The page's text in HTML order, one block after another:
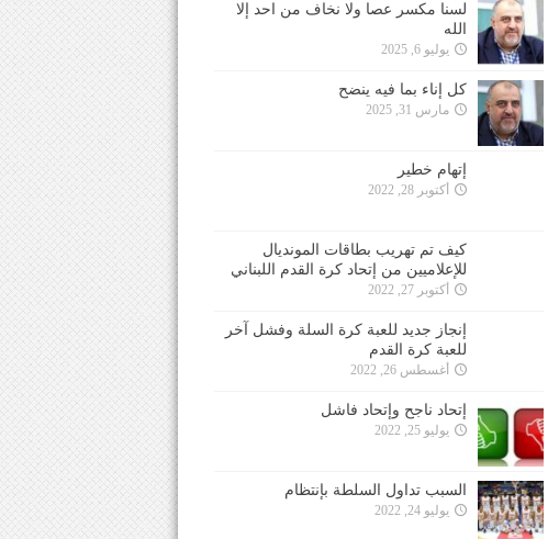
لسنا مكسر عصا ولا نخاف من احد إلا
الله
يوليو 6, 2025
كل إناء بما فيه ينضح
مارس 31, 2025
إتهام خطير
أكتوبر 28, 2022
كيف تم تهريب بطاقات المونديال
للإعلاميين من إتحاد كرة القدم اللبناني
أكتوبر 27, 2022
إنجاز جديد للعبة كرة السلة وفشل آخر
للعبة كرة القدم
أغسطس 26, 2022
إتحاد ناجح وإتحاد فاشل
يوليو 25, 2022
السبب تداول السلطة بإنتظام
يوليو 24, 2022